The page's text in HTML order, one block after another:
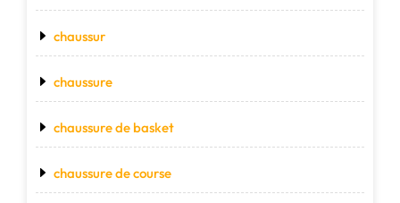
chaussur
chaussure
chaussure de basket
chaussure de course